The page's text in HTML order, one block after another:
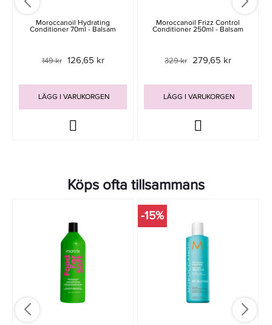
Moroccanoil Hydrating
Conditioner 70ml - Balsam
149 kr 126,65 kr
LÄGG I VARUKORGEN
Moroccanoil Frizz Control
Conditioner 250ml - Balsam
329 kr 279,65 kr
LÄGG I VARUKORGEN
Köps ofta tillsammans
-15%